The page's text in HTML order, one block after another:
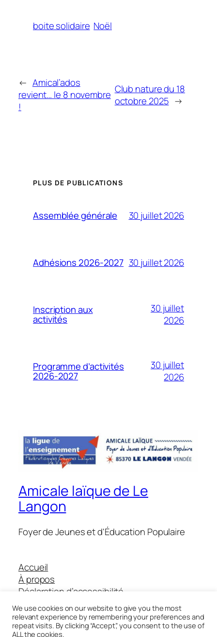
boite solidaire Noël
← Amical’ados
revient… le 8 novembre
!
Club nature du 18
octobre 2025 →
PLUS DE PUBLICATIONS
Assemblée générale 30 juillet 2026
Adhésions 2026-2027 30 juillet 2026
Inscription aux
activités
30 juillet
2026
Programme d’activités
2026-2027
30 juillet
2026
Amicale laïque de Le
Langon
Foyer de Jeunes et d'Éducation Populaire
Accueil
À propos
Déclaration d’accessibilité
Boutique Helloasso
We use cookies on our website to give you the most
relevant experience by remembering your preferences and
repeat visits. By clicking “Accept”, you consent to the use of
ALL the cookies.